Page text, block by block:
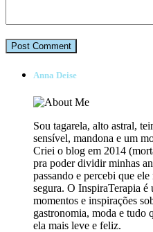
Anna Deise
Sou tagarela, alto astral,
sensível, mandona e um
Criei o blog em 2014
pra poder dividir minhas
passando e percebi que
segura. O InspiraTerapia
momentos e inspirações
gastronomia, moda e tudo
ela mais leve e feliz.